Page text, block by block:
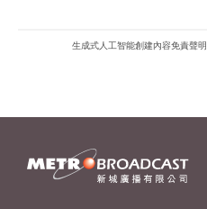
生成式人工智能創建內容免責聲明